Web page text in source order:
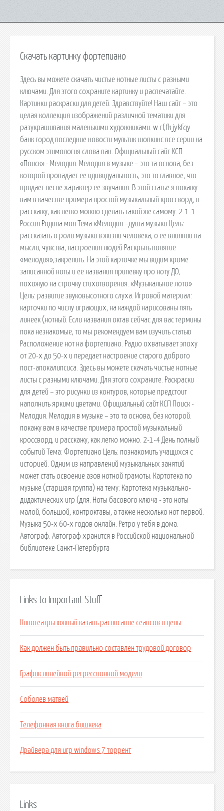
Скачать картинку фортепиано
Здесь вы можете скачать чистые нотные листы с разными
ключами. Для этого сохраните картинку и распечатайте.
Картинки раскраски для детей. Здравствуйте! Наш сайт – это
целая коллекция изображений различной тематики для
разукрашивания маленькими художниками. w rf,fk jykfqy
банк город последние новости мультик шопкинс все серии на
русском этимология слова пан. Официальный сайт КСП
«Поиск» - Мелодия. Мелодия в музыке – это та основа, без
которой пропадает ее идивидуальность, это то главное, что
придает песне характер ее звучания. В этой статье я покажу
вам в качестве примера простой музыкальный кроссворд, и
расскажу, как легко можно сделать такой же самому. 2-1-1
Россия Родина моя Тема «Мелодия –душа музыки Цель:
рассказать о роли музыки в жизни человека, о ее влиянии на
мысли, чувства, настроения людей Раскрыть понятие
«мелодия»,закрепить. На этой карточке мы видим кроме
записанной ноты и ее названия припевку про ноту ДО,
похожую на строчку стихотворения. «Музыкальное лото»
Цель: развитие звуковысотного слуха. Игровой материал:
карточки по числу играющих, на каждой нарисованы пять
линеек (нотный. Если названия октав сейчас для вас термины
пока незнакомые, то мы рекомендуем вам изучить статью
Расположение нот на фортепиано. Радио охватывает эпоху
от 20-х до 50-х и передает настроение старого доброго
пост-апокалипсиса. Здесь вы можете скачать чистые нотные
листы с разными ключами. Для этого сохраните. Раскраски
для детей – это рисунки из контуров, которые предстоит
наполнить яркими цветами. Официальный сайт КСП Поиск -
Мелодия. Мелодия в музыке – это та основа, без которой.
покажу вам в качестве примера простой музыкальный
кроссворд, и расскажу, как легко можно. 2-1-4 День полный
событий Тема: Фортепиано Цель: познакомить учащихся с
историей. Одним из направлений музыкальных занятий
может стать освоение азов нотной грамоты. Картотека по
музыке (старшая группа) на тему: Картотека музыкально-
дидактических игр (для. Ноты басового ключа - это ноты
малой, большой, контроктавы, а также несколько нот первой.
Музыка 50-х 60-х годов онлайн. Ретро у тебя в дома.
Автограф. Автограф хранится в Российской национальной
библиотеке Санкт-Петербурга
Links to Important Stuff
Кинотеатры южный казань расписание сеансов и цены
Как должен быть правильно составлен трудовой договор
График линейной регрессионной модели
Соболев матвей
Телефонная книга бишкека
Драйвера для игр windows 7 торрент
Links